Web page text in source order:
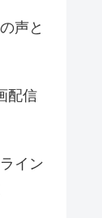
声と
配信
イン